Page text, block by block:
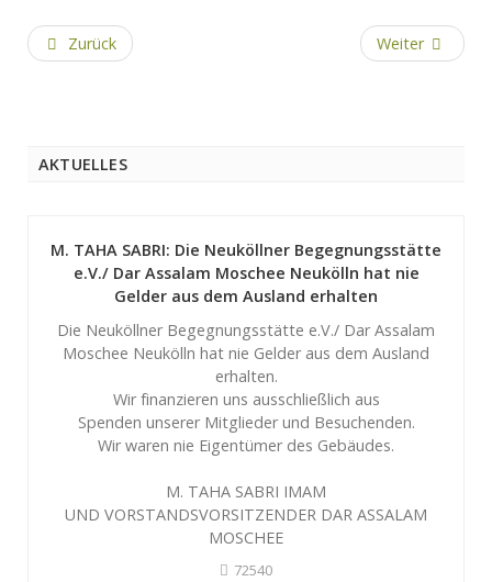
Zurück Weiter
AKTUELLES
M. TAHA SABRI: Die Neuköllner Begegnungsstätte
e.V./ Dar Assalam Moschee Neukölln hat nie
Gelder aus dem Ausland erhalten
Die Neuköllner Begegnungsstätte e.V./ Dar Assalam
Moschee Neukölln hat nie Gelder aus dem Ausland
erhalten.
Wir finanzieren uns ausschließlich aus
Spenden unserer Mitglieder und Besuchenden.
Wir waren nie Eigentümer des Gebäudes.
M. TAHA SABRI IMAM
UND VORSTANDSVORSITZENDER DAR ASSALAM
MOSCHEE
72540